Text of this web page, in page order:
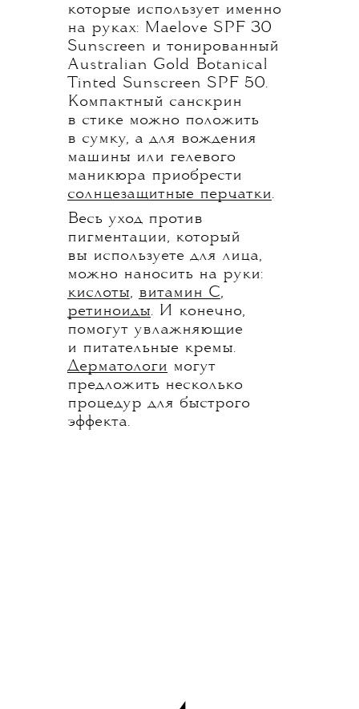
которые использует именно
на руках: Maelove SPF 30
Sunscreen и тонированный
Australian Gold Botanical
Tinted Sunscreen SPF 50.
Компактный санскрин
в стике можно положить
в сумку, а для вождения
машины или гелевого
маникюра приобрести
солнцезащитные перчатки.
Весь уход против
пигментации, который
вы используете для лица,
можно наносить на руки:
кислоты, витамин С,
ретиноиды. И конечно,
помогут увлажняющие
и питательные кремы.
Дерматологи могут
предложить несколько
процедур для быстрого
эффекта.